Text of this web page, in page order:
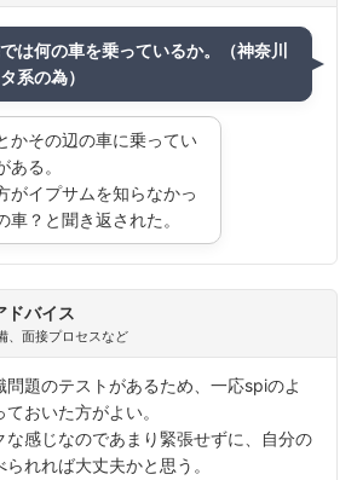
は何の車を乗っているか。（神奈川
系の為）
かその辺の車に乗ってい
る。
がイプサムを知らなかっ
車？と聞き返された。
ドバイス
、面接プロセスなど
問題のテストがあるため、一応spiのよ
おいた方がよい。
な感じなのであまり緊張せずに、自分の
れれば大丈夫かと思う。